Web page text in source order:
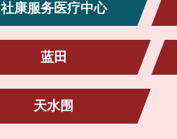
社康服务医疗中心
蓝田
天水围